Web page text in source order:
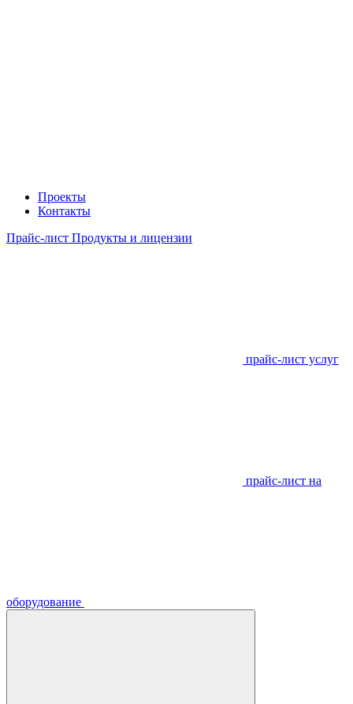
Проекты
Контакты
Прайс-лист Продукты и лицензии
прайс-лист услуг
прайс-лист на
оборудование